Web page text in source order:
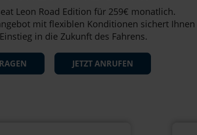
Leon Road Edition für 259€ monatlich.
mit flexiblen Konditionen sichert Ihnen
in die Zukunft des Fahrens.
JETZT ANRUFEN